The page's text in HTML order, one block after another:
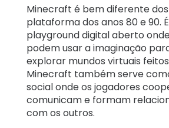
Log in Inscrever-se
Minecraft é bem diferente
plataforma dos anos 80 e 90.
playground digital aberto
podem usar a imaginação
explorar mundos virtuais
Minecraft também serve
social onde os jogadores
comunicam e formam
com os outros.